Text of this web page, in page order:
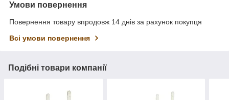
Умови повернення
Повернення товару впродовж 14 днів за рахунок покупця
Всі умови повернення
Подібні товари компанії